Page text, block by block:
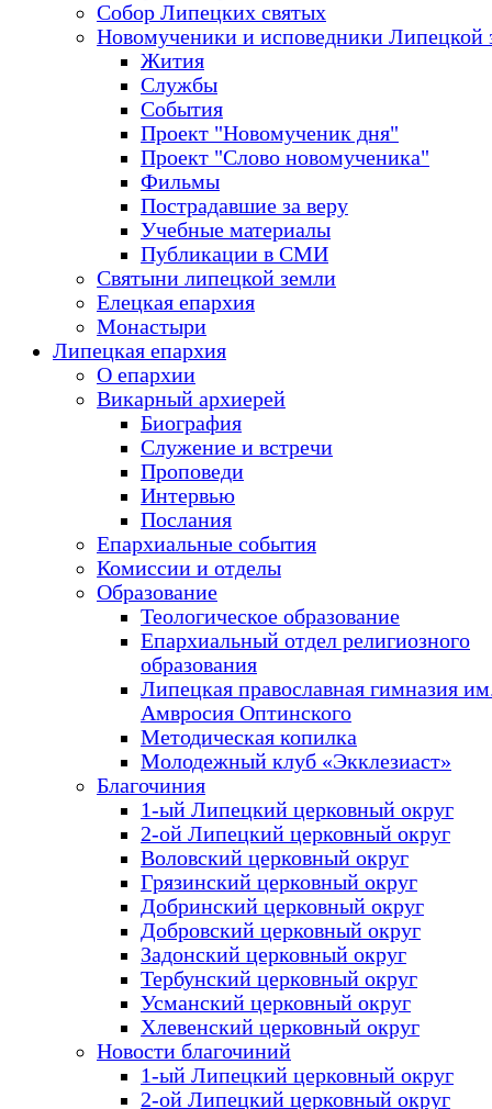
Собор Липецких святых
Новомученики и исповедники Липецкой
Жития
Службы
События
Проект "Новомученик дня"
Проект "Слово новомученика"
Фильмы
Пострадавшие за веру
Учебные материалы
Публикации в СМИ
Святыни липецкой земли
Елецкая епархия
Монастыри
Липецкая епархия
О епархии
Викарный архиерей
Биография
Служение и встречи
Проповеди
Интервью
Послания
Епархиальные события
Комиссии и отделы
Образование
Теологическое образование
Епархиальный отдел религиозного
образования
Липецкая православная гимназия
Амвросия Оптинского
Методическая копилка
Молодежный клуб «Экклезиаст»
Благочиния
1-ый Липецкий церковный округ
2-ой Липецкий церковный округ
Воловский церковный округ
Грязинский церковный округ
Добринский церковный округ
Добровский церковный округ
Задонский церковный округ
Тербунский церковный округ
Усманский церковный округ
Хлевенский церковный округ
Новости благочиний
1-ый Липецкий церковный округ
2-ой Липецкий церковный округ